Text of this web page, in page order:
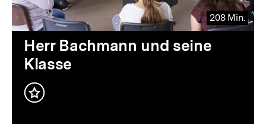
Player 208 Min.
Video
Dauer
208
Min.
Herr Bachmann und seine
Klasse
Inhalt